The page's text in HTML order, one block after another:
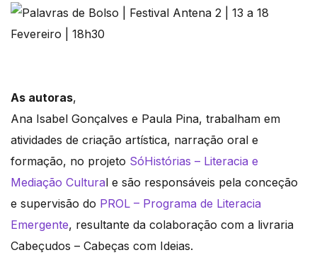
As autoras,
Ana Isabel Gonçalves e Paula Pina, trabalham em
atividades de criação artística, narração oral e
formação, no projeto SóHistórias – Literacia e
Mediação Cultural e são responsáveis pela conceção
e supervisão do PROL – Programa de Literacia
Emergente, resultante da colaboração com a livraria
Cabeçudos – Cabeças com Ideias.